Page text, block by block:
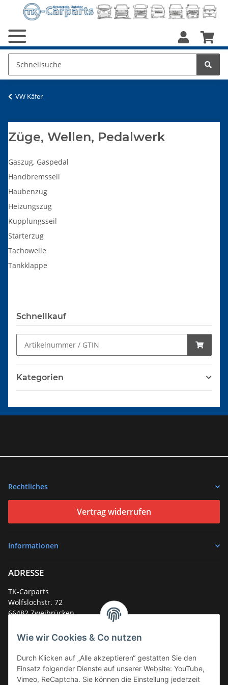
Wie wir Cookies & Co nutzen
Durch Klicken auf „Alle akzeptieren“ gestatten Sie den
Einsatz folgender Dienste auf unserer Website: YouTube,
Vimeo, ReCaptcha. Sie können die Einstellung jederzeit
VW Käfer
Züge, Wellen, Pedalwerk
Gaszug, Gaspedal
Handbremsseil
Haubenzug
Heizungszug
Kupplungsseil
Starterzug
Tachowelle
Tankklappe
Schnellkauf
Kategorien
Rechtliches
Vertrag widerrufen
Informationen
ADRESSE
TK-Carparts
Wolfslochstr. 72
66482 Zweibrücken
Service-Hotline +49 (0)6332 - 48 58 48
E-Mail:mail@tk-carparts.de
Montag-Donnerstag von 13 bis 16 Uhr